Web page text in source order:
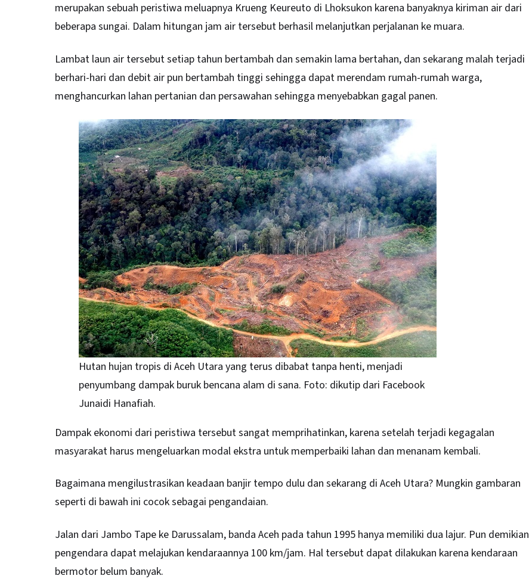
merupakan sebuah peristiwa meluapnya Krueng Keureuto di Lhoksukon karena banyaknya kiriman air dari
beberapa sungai. Dalam hitungan jam air tersebut berhasil melanjutkan perjalanan ke muara.
Lambat laun air tersebut setiap tahun bertambah dan semakin lama bertahan, dan sekarang malah terjadi
berhari-hari dan debit air pun bertambah tinggi sehingga dapat merendam rumah-rumah warga,
menghancurkan lahan pertanian dan persawahan sehingga menyebabkan gagal panen.
Hutan hujan tropis di Aceh Utara yang terus dibabat tanpa henti, menjadi
penyumbang dampak buruk bencana alam di sana. Foto: dikutip dari Facebook
Junaidi Hanafiah.
Dampak ekonomi dari peristiwa tersebut sangat memprihatinkan, karena setelah terjadi kegagalan
masyarakat harus mengeluarkan modal ekstra untuk memperbaiki lahan dan menanam kembali.
Bagaimana mengilustrasikan keadaan banjir tempo dulu dan sekarang di Aceh Utara? Mungkin gambaran
seperti di bawah ini cocok sebagai pengandaian.
Jalan dari Jambo Tape ke Darussalam, banda Aceh pada tahun 1995 hanya memiliki dua lajur. Pun demikian
pengendara dapat melajukan kendaraannya 100 km/jam. Hal tersebut dapat dilakukan karena kendaraan
bermotor belum banyak.